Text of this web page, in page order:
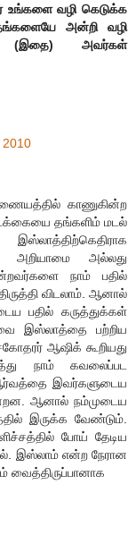
உங்களை வழி கெடுக்க
அன்றி வழி
(இதை) அவர்கள்
2010
காணுகின்ற
தங்களிம் மடல்
அறியாமை அல்லது
நாம் பதில்
விடலாம். ஆனால்
பதில் கருத்துக்கள்
இஸ்லாத்தை பற்றிய
ஆஷிக் கூறியது
நாம் கவலைப்பட
இவர்களுடைய
ஆனால் நம்முடைய
இருக்க வேண்டும்.
போய் தேடிய
இஸ்லாம் என்ற நேரான